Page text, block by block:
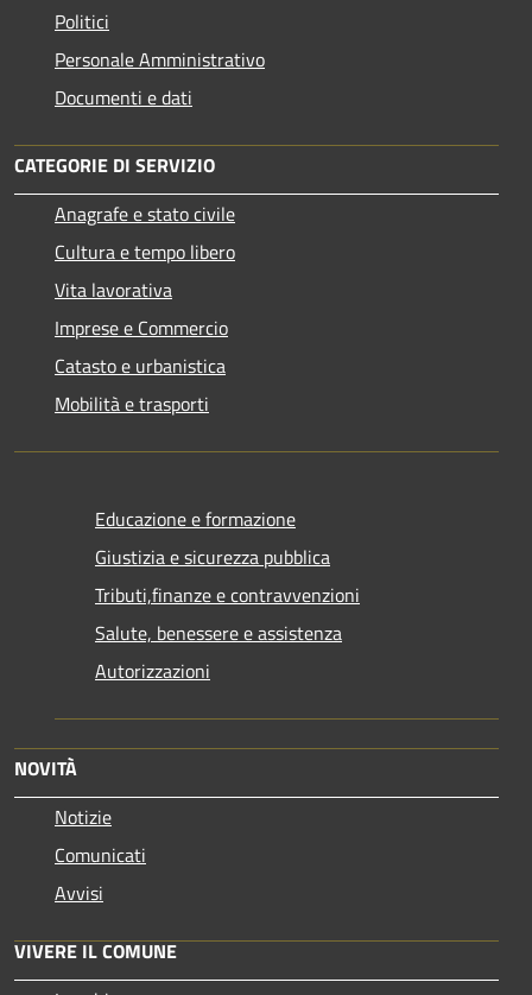
Politici
Personale Amministrativo
Documenti e dati
CATEGORIE DI SERVIZIO
Anagrafe e stato civile
Cultura e tempo libero
Vita lavorativa
Imprese e Commercio
Catasto e urbanistica
Mobilità e trasporti
Educazione e formazione
Giustizia e sicurezza pubblica
Tributi,finanze e contravvenzioni
Salute, benessere e assistenza
Autorizzazioni
NOVITÀ
Notizie
Comunicati
Avvisi
VIVERE IL COMUNE